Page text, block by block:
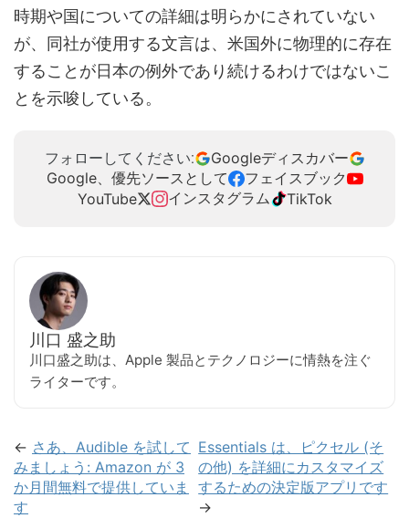
時期や国についての詳細は明らかにされていない
が、同社が使用する文言は、米国外に物理的に存在
することが日本の例外であり続けるわけではないこ
とを示唆している。
フォローしてください:
Googleディスカバー
Google、優先ソースとして
フェイスブック
YouTube
インスタグラム TikTok
川口 盛之助
川口盛之助は、Apple 製品とテクノロジーに情熱を注ぐ
ライターです。
← さあ、Audible を試して
みましょう: Amazon が 3
か月間無料で提供していま
す
Essentials は、ピクセル (そ
の他) を詳細にカスタマイズ
するための決定版アプリです
→